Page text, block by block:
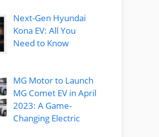
Next-Gen Hyundai
Kona EV: All You
Need to Know
MG Motor to Launch
MG Comet EV in April
2023: A Game-
Changing Electric